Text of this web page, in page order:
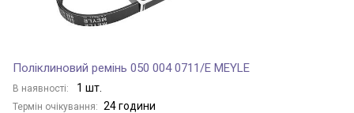
Поліклиновий ремінь 050 004 0711/E MEYLE
В наявності: 1 шт.
Термін очікування: 24 години